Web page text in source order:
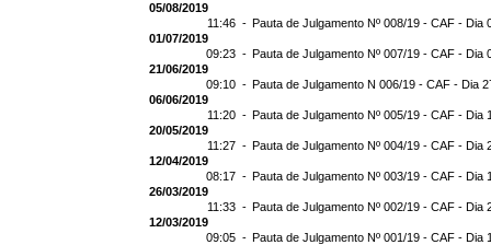
05/08/2019
11:46 - Pauta de Julgamento Nº 008/19 - CAF - Dia
01/07/2019
09:23 - Pauta de Julgamento Nº 007/19 - CAF - Dia
21/06/2019
09:10 - Pauta de Julgamento N 006/19 - CAF - Dia
06/06/2019
11:20 - Pauta de Julgamento Nº 005/19 - CAF - Dia
20/05/2019
11:27 - Pauta de Julgamento Nº 004/19 - CAF - Dia
12/04/2019
08:17 - Pauta de Julgamento Nº 003/19 - CAF - Dia
26/03/2019
11:33 - Pauta de Julgamento Nº 002/19 - CAF - Dia
12/03/2019
09:05 - Pauta de Julgamento Nº 001/19 - CAF - Dia